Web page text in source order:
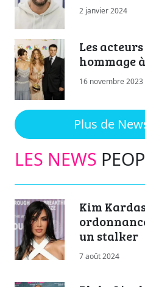
2 janvier 2024
Les
hommage
16 novembre 2023
Plus de
LES NEWS
Kim
un stalker
7 août 2024